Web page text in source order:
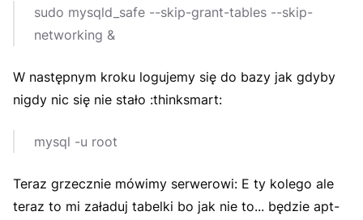
sudo mysqld_safe --skip-grant-tables --skip-
networking &
W następnym kroku logujemy się do bazy jak gdyby
nigdy nic się nie stało :thinksmart:
mysql -u root
Teraz grzecznie mówimy serwerowi: E ty kolego ale
teraz to mi załaduj tabelki bo jak nie to... będzie apt-